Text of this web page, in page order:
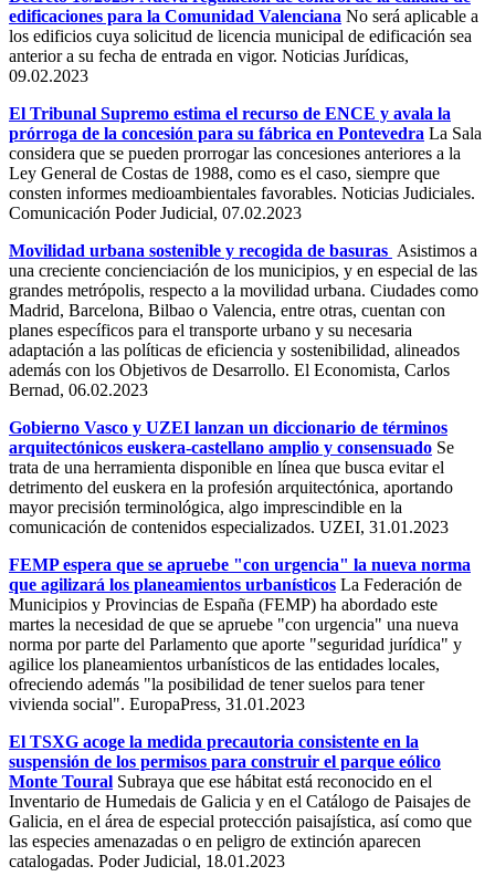
edificaciones para la Comunidad Valenciana No será aplicable a
los edificios cuya solicitud de licencia municipal de edificación sea
anterior a su fecha de entrada en vigor. Noticias Jurídicas,
09.02.2023
El Tribunal Supremo estima el recurso de ENCE y avala la
prórroga de la concesión para su fábrica en Pontevedra La Sala
considera que se pueden prorrogar las concesiones anteriores a la
Ley General de Costas de 1988, como es el caso, siempre que
consten informes medioambientales favorables. Noticias Judiciales.
Comunicación Poder Judicial, 07.02.2023
Movilidad urbana sostenible y recogida de basuras Asistimos a
una creciente concienciación de los municipios, y en especial de las
grandes metrópolis, respecto a la movilidad urbana. Ciudades como
Madrid, Barcelona, Bilbao o Valencia, entre otras, cuentan con
planes específicos para el transporte urbano y su necesaria
adaptación a las políticas de eficiencia y sostenibilidad, alineados
además con los Objetivos de Desarrollo. El Economista, Carlos
Bernad, 06.02.2023
Gobierno Vasco y UZEI lanzan un diccionario de términos
arquitectónicos euskera-castellano amplio y consensuado Se
trata de una herramienta disponible en línea que busca evitar el
detrimento del euskera en la profesión arquitectónica, aportando
mayor precisión terminológica, algo imprescindible en la
comunicación de contenidos especializados. UZEI, 31.01.2023
FEMP espera que se apruebe "con urgencia" la nueva norma
que agilizará los planeamientos urbanísticos La Federación de
Municipios y Provincias de España (FEMP) ha abordado este
martes la necesidad de que se apruebe "con urgencia" una nueva
norma por parte del Parlamento que aporte "seguridad jurídica" y
agilice los planeamientos urbanísticos de las entidades locales,
ofreciendo además "la posibilidad de tener suelos para tener
vivienda social". EuropaPress, 31.01.2023
El TSXG acoge la medida precautoria consistente en la
suspensión de los permisos para construir el parque eólico
Monte Toural Subraya que ese hábitat está reconocido en el
Inventario de Humedais de Galicia y en el Catálogo de Paisajes de
Galicia, en el área de especial protección paisajística, así como que
las especies amenazadas o en peligro de extinción aparecen
catalogadas. Poder Judicial, 18.01.2023